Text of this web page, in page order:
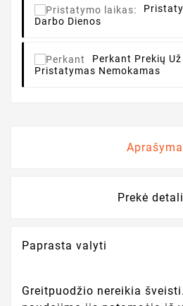
Darbo Dienos
Perkant Prekių
Pristatymas Nemokamas
Prekė
Paprasta valyti
Greitpuodžio nereikia